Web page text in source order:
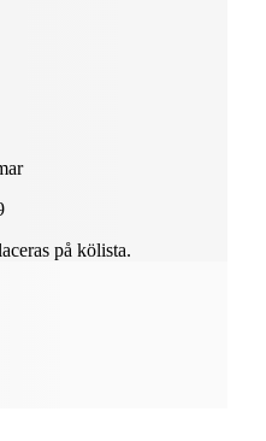
på kölista.